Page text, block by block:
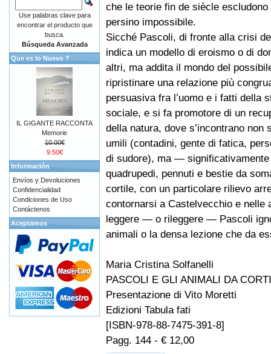
che le teorie fin de siècle escludono
persino impossibile.
Sicché Pascoli, di fronte alla crisi
indica un modello di eroismo o di
altri, ma addita il mondo del
ripristinare una relazione più
persuasiva fra l’uomo e i fatti della
sociale, e si fa promotore di un
della natura, dove s’incontrano non
umili (contadini, gente di fatica,
di sudore), ma —
quadrupedi, pennuti e bestie da
cortile, con un particolare rilievo
contornarsi a Castelvecchio e nelle
leggere — o rileggere — Pascoli
animali o la densa lezione che da
Maria Cristina Solfanelli
PASCOLI E GLI ANIMALI DA
Presentazione di Vito Moretti
Edizioni Tabula fati
[ISBN-978-88-7475-391-8]
Pagg. 144 - € 12,00
Use palabras clave para
encontrar el producto que
busca.
Búsqueda Avanzada
Que es lo Nuevo ?
IL GIGANTE RACCONTA
Memorie
10.00€
9.50€
Información
Envíos y Devoluciones
Confidencialidad
Condiciones de Uso
Contáctenos
Aceptamos